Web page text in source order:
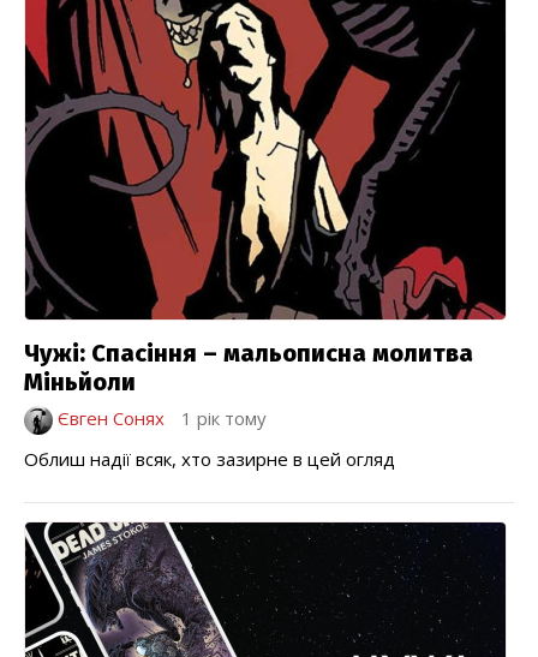
Чужі: Спасіння – мальописна молитва
Міньйоли
Євген Сонях
1 рік тому
Облиш надії всяк, хто зазирне в цей огляд